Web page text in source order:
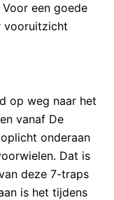
een goede
vooruitzicht
op weg naar het
vanaf De
onderaan
Dat is
deze 7-traps
is het tijdens